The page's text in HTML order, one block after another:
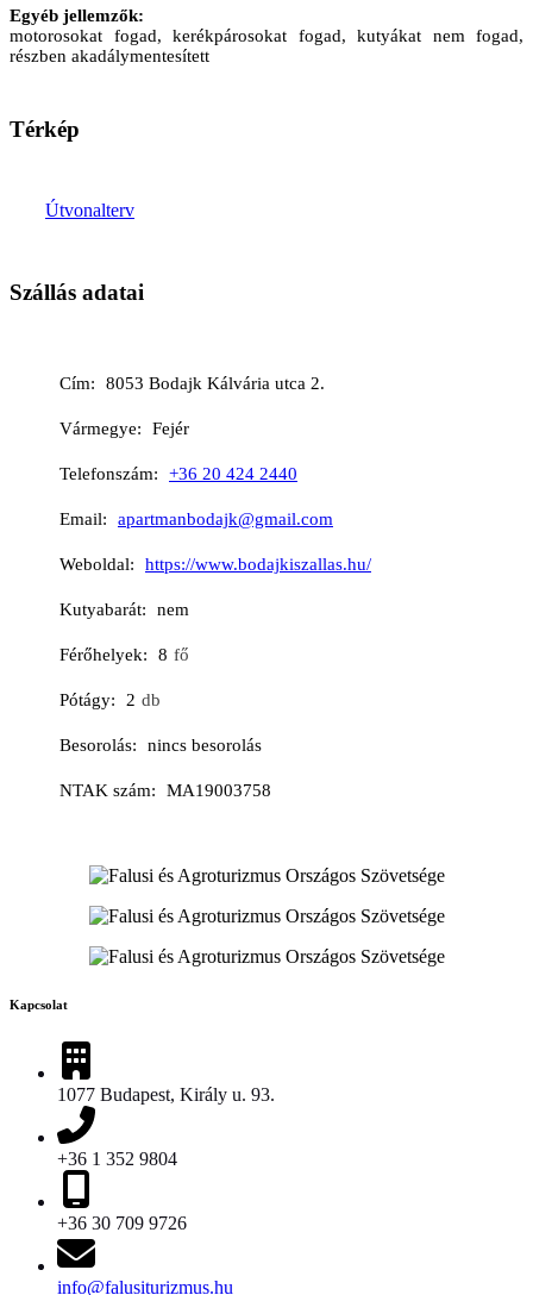
Egyéb jellemzők:
motorosokat fogad, kerékpárosokat fogad, kutyákat nem fogad,
részben akadálymentesített
Térkép
Útvonalterv
Szállás adatai
Cím 8053 Bodajk Kálvária utca 2.
Vármegye Fejér
Telefonszám +36 20 424 2440
Email apartmanbodajk@gmail.com
Weboldal https://www.bodajkiszallas.hu/
Kutyabarát nem
Férőhelyek 8 fő
Pótágy 2 db
Besorolás nincs besorolás
NTAK szám MA19003758
Kapcsolat
1077 Budapest, Király u. 93.
+36 1 352 9804
+36 30 709 9726
info@falusiturizmus.hu